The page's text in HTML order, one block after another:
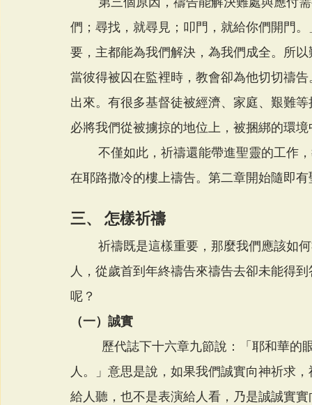
們；尋找，就尋見；叩門，就給你們開門
要，主都能為我們解決，為我們成全。所
當彼得被囚在監裡時，教會卻為他切切禱
出來。有很多基督徒被經濟、家庭、艱難
必將我們從被擄掠的地位上，被捆綁的環
在耶路撒冷的樓上禱告。第二章開始隨即
三、 怎樣祈禱
人，從歲首到年終禱告來禱告去卻未能得
呢？
（一）誠實
人。」意思是說，如果我們誠實向神祈求
給人聽，也不是表演給人看，乃是誠誠實